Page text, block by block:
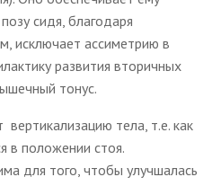
сидя, благодаря
исключает ассиметрию в
развития вторичных
тонус.
тела, т.е. как
в положении стоя.
для того, чтобы улучшалась